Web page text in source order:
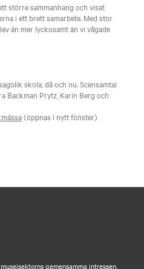
större sammanhang och visat
i ett brett samarbete. Med stor
än mer lyckosamt än vi vågade
skola, då och nu. Scensamtal
Backman Prytz, Karin Berg och
(öppnas i nytt fönster)
gemensamma intressen.